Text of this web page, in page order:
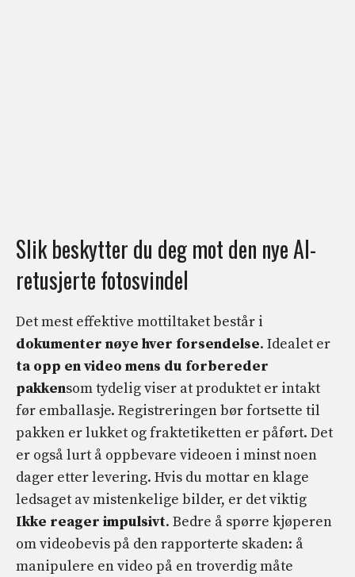
Slik beskytter du deg mot den nye AI-
retusjerte fotosvindel
Det mest effektive mottiltaket består i
dokumenter nøye hver forsendelse. Idealet er
ta opp en video mens du forbereder
pakkensom tydelig viser at produktet er intakt
før emballasje. Registreringen bør fortsette til
pakken er lukket og fraktetiketten er påført. Det
er også lurt å oppbevare videoen i minst noen
dager etter levering. Hvis du mottar en klage
ledsaget av mistenkelige bilder, er det viktig
Ikke reager impulsivt. Bedre å spørre kjøperen
om videobevis på den rapporterte skaden: å
manipulere en video på en troverdig måte